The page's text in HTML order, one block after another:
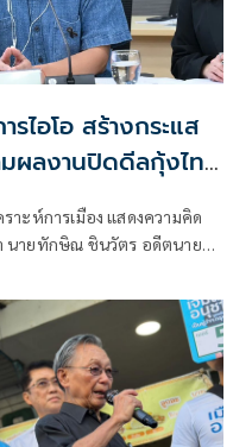
ไอโอ สร้างกระแส
ผลงานปิดดีลกุ้งไทย
าะห์การเมือง แสดงความคิด
นายทักษิณ ชินวัตร อดีตนายก
ลเซีย โดยระบุว่า ข่าวดังกล่าว
ากผู้สนับสนุนทางการเมือง